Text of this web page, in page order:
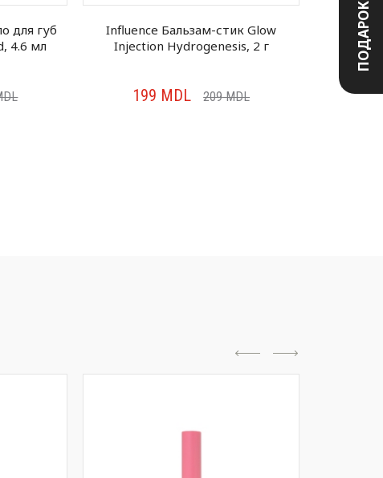
для губ
4.6 мл
Influence Бальзам-стик Glow
Injection Hydrogenesis, 2 г
199 MDL 209MDL
PierreПОДАРОК